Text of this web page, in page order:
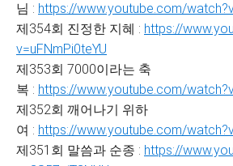
님 : https://www.youtube.com/
제354회 진정한 지혜 : https://
v=uFNmPi0teYU
제353회 7000이라는 축
복 : https://www.youtube.com/
제352회 깨어나기 위하
여 : https://www.youtube.com/
제351회 말씀과 순종 : https://